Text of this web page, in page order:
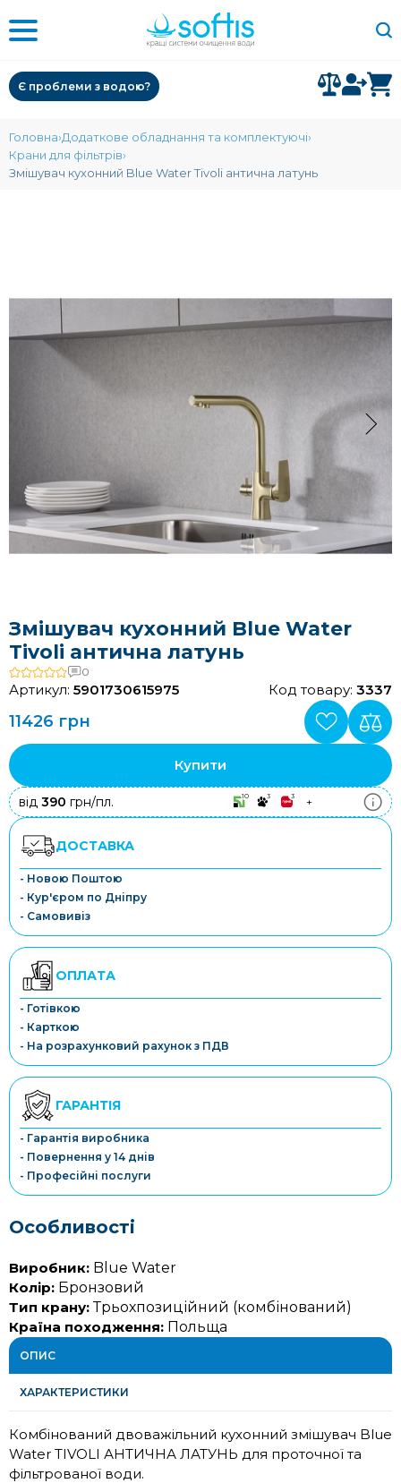
Є проблеми з водою?
Головна Додаткове обладнання та комплектуючі
Крани для фільтрів
Змішувач кухонний Blue Water Tivoli антична латунь
Змішувач кухонний Blue Water
Tivoli антична латунь
0
Артикул: 5901730615975 Код товару: 3337
11426 грн
Купити
від 390 грн/пл. 10 3 3 +
ДОСТАВКА
- Новою Поштою
- Кур'єром по Дніпру
- Самовивіз
ОПЛАТА
- Готівкою
- Карткою
- На розрахунковий рахунок з ПДВ
ГАРАНТІЯ
- Гарантія виробника
- Повернення у 14 днів
- Професійні послуги
Особливості
Виробник: Blue Water
Колір: Бронзовий
Тип крану:Трьохпозиційний (комбінований)
Країна походження: Польща
ОПИС
ХАРАКТЕРИСТИКИ
Комбінований двоважільний кухонний змішувач Blue
Water TIVOLI АНТИЧНА ЛАТУНЬ для проточної та
фільтрованої води.